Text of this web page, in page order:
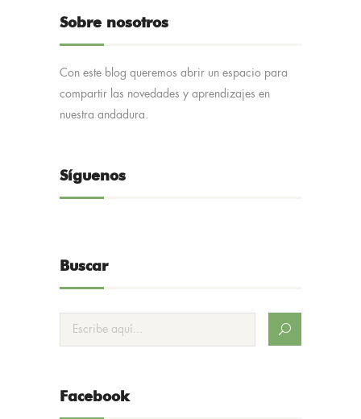
Sobre nosotros
Con este blog queremos abrir un espacio para
compartir las novedades y aprendizajes en
nuestra andadura.
Síguenos
Buscar
Facebook